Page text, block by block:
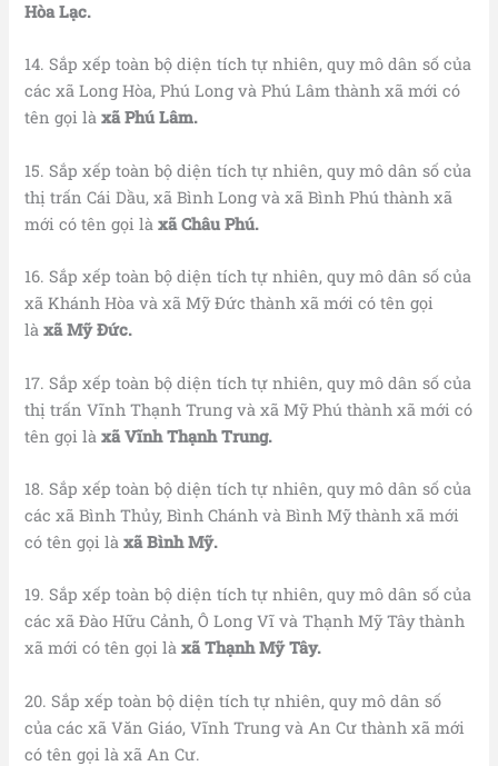
Hòa Lạc.
14. Sắp xếp toàn bộ diện tích tự nhiên, quy mô dân số của
các xã Long Hòa, Phú Long và Phú Lâm thành xã mới có
tên gọi làxã Phú Lâm.
15. Sắp xếp toàn bộ diện tích tự nhiên, quy mô dân số của
thị trấn Cái Dầu, xã Bình Long và xã Bình Phú thành xã
mới có tên gọi làxã Châu Phú.
16. Sắp xếp toàn bộ diện tích tự nhiên, quy mô dân số của
xã Khánh Hòa và xã Mỹ Đức thành xã mới có tên gọi
là xã Mỹ Đức.
17. Sắp xếp toàn bộ diện tích tự nhiên, quy mô dân số của
thị trấn Vĩnh Thạnh Trung và xã Mỹ Phú thành xã mới có
tên gọi làxã Vĩnh Thạnh Trung.
18. Sắp xếp toàn bộ diện tích tự nhiên, quy mô dân số của
các xã Bình Thủy, Bình Chánh và Bình Mỹ thành xã mới
có tên gọi làxã Bình Mỹ.
19. Sắp xếp toàn bộ diện tích tự nhiên, quy mô dân số của
các xã Đào Hữu Cảnh, Ô Long Vĩ và Thạnh Mỹ Tây thành
xã mới có tên gọi làxã Thạnh Mỹ Tây.
20. Sắp xếp toàn bộ diện tích tự nhiên, quy mô dân số
của các xã Văn Giáo, Vĩnh Trung và An Cư thành xã mới
có tên gọi là xã An Cư.